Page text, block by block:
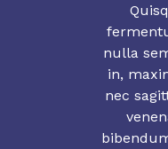
nulla
in,
nec